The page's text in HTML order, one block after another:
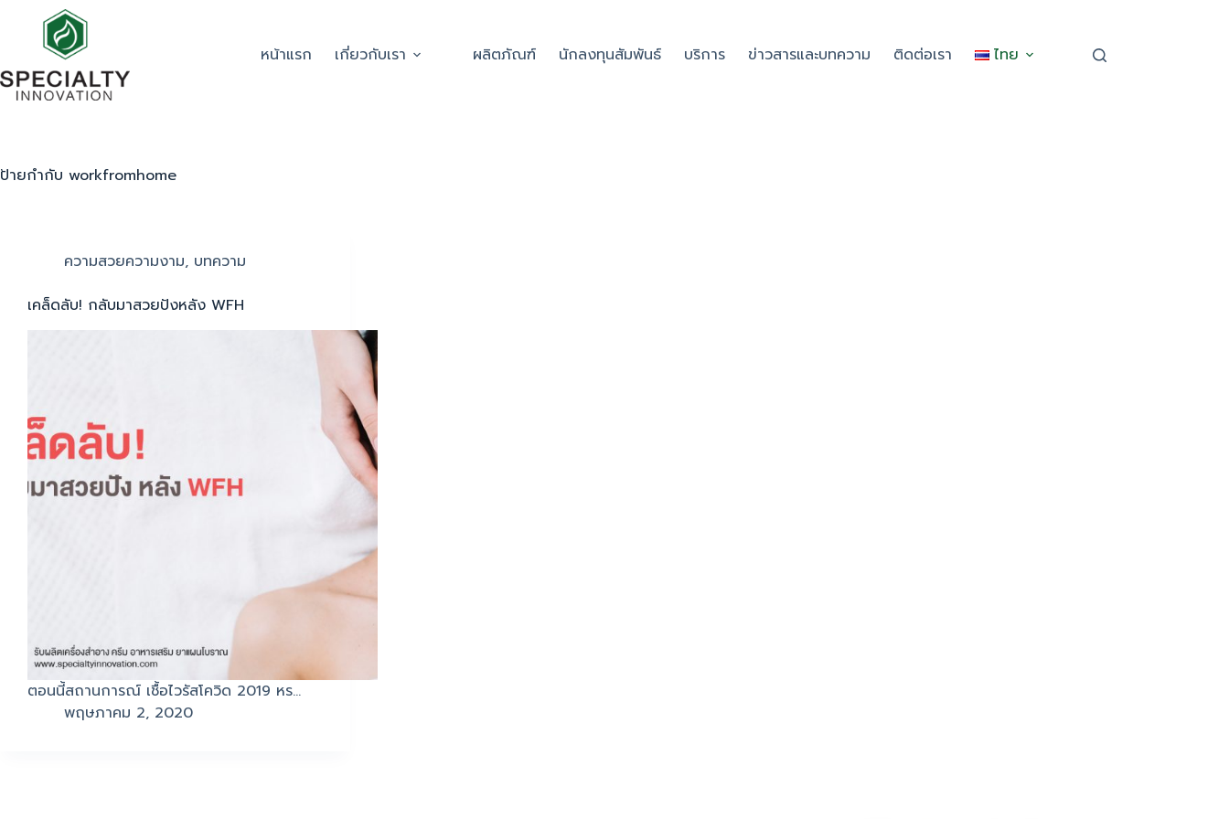
หน้าแรก เกี่ยวกับเรา ผลิตภัณฑ์ นักลงทุนสัมพันธ์ บริการ ข่าวสารและบทความ ติดต่อเรา ไทย
ป้ายกำกับ workfromhome
ความสวยความงาม, บทความ
เคล็ดลับ! กลับมาสวยปังหลัง WFH
ตอนนี้สถานการณ์ เชื้อไวรัสโควิด 2019 หร…
พฤษภาคม 2, 2020